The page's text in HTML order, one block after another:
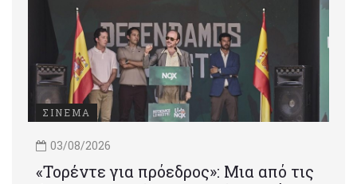
ΣΙΝΕΜΑ
03/08/2026
«Τορέντε για πρόεδρος»: Mια από τις